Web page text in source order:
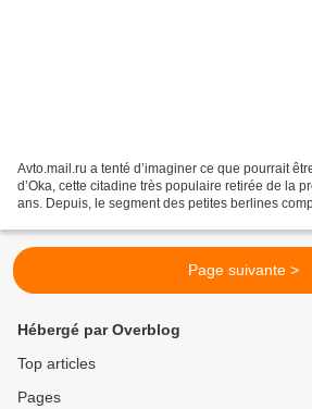
Avto.mail.ru a tenté d’imaginer ce que pourrait
d’Oka, cette citadine très populaire retirée de la
ans. Depuis, le segment des petites berlines
Page suivante >
Hébergé par Overblog
Top articles
Pages